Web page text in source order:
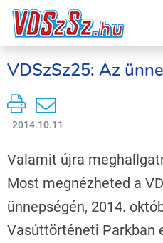
VDSzSz25: Az
2014.10.11
Valamit újra
Most megnézheted a
ünnepségén, 2014.
Vasúttörténeti Parkban